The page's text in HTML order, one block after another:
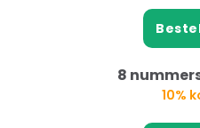
8
10%